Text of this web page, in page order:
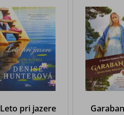
Leto pri jazere